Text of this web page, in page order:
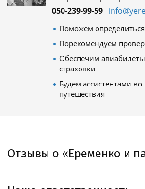
050-239-99-59
Поможем
Порекомендуем
Обеспечим
страховки
Будем ассистентами во
путешествия
Отзывы о «Еременко и